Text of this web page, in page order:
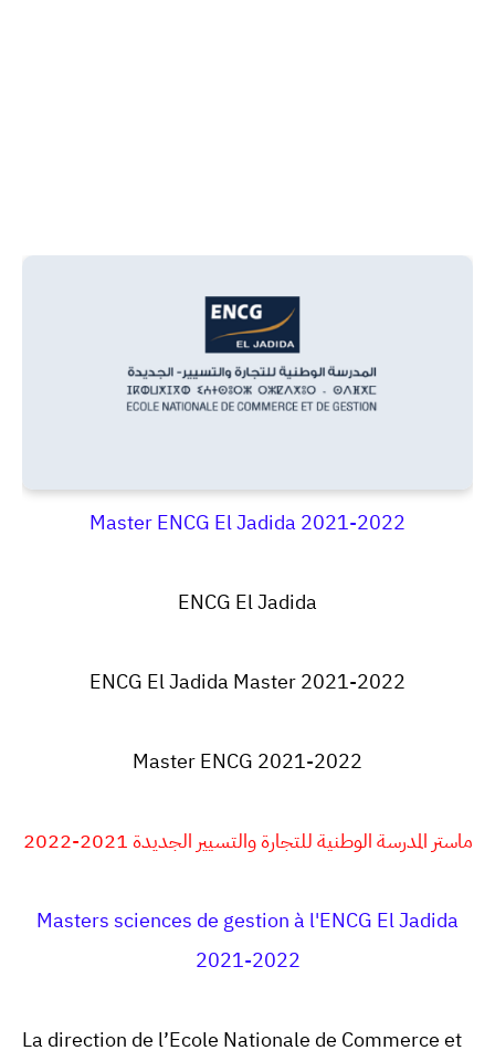
Master ENCG El Jadida 2021-2022
ENCG El Jadida
ENCG El Jadida Master 2021-2022
MasterENCG 2021-2022
ماستر المدرسة الوطنية للتجارة والتسيير الجديدة 2021-2022
Masters sciences de gestion à l'ENCG El Jadida
2021-2022
La direction de l’Ecole Nationale de Commerce et